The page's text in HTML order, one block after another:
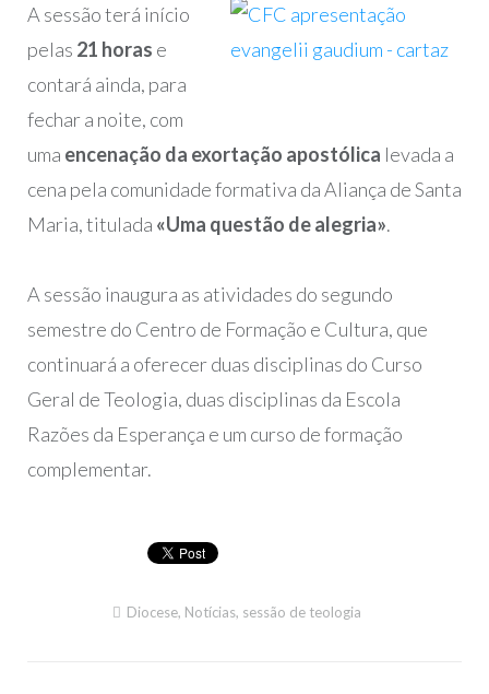
A sessão terá início
pelas 21 horas e
contará ainda, para
fechar a noite, com
uma encenação da exortação apostólica levada a
cena pela comunidade formativa da Aliança de Santa
Maria, titulada «Uma questão de alegria».
A sessão inaugura as atividades do segundo
semestre do Centro de Formação e Cultura, que
continuará a oferecer duas disciplinas do Curso
Geral de Teologia, duas disciplinas da Escola
Razões da Esperança e um curso de formação
complementar.
Diocese, Notícias, sessão de teologia